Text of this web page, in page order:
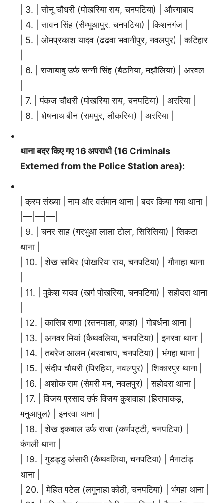
| 3. | सोनू चौधरी (पोखरिया राय, चनपटिया) | औरंगाबाद |
| 4. | सावन सिंह (सैम्भुआपुर, चनपटिया) | किशनगंज |
| 5. | ओमप्रकाश यादव (ढढवा भवानीपुर, नवलपुर) | कटिहार
| 6. | राजाबाबु उर्फ सन्नी सिंह (बैठनिया, मझौलिया) | अरवल
| 7. | पंकज चौधरी (पोखरिया राय, चनपटिया) | अररिया |
| 8. | शेषनाथ बीन (रामपुर, लौकरिया) | अररिया |
थाना बदर किए गए 16 अपराधी (16 Criminals
Externed from the Police Station area):
| क्रम संख्या | नाम और वर्तमान थाना | बदर किया गया थाना |
|—|—|—|
| 9. | चनर साह (गरभुआ लाला टोला, सिरिसिया) | सिकटा
थाना |
| 10. | शेख साबिर (पोखरिया राय, चनपटिया) | गौनाहा थाना
| 11. | मुकेश यादव (खर्ग पोखरिया, चनपटिया) | सहोदरा थाना
| 12. | कासिब राणा (रतनमाला, बगहा) | गोबर्धना थाना |
| 13. | अनवर मियां (कैथवलिया, चनपटिया) | इनरवा थाना |
| 14. | तबरेज आलम (बरवाचाप, चनपटिया) | भंगहा थाना |
| 15. | संदीप चौधरी (पिरहिया, नवलपुर) | शिकारपुर थाना |
| 16. | अशोक राम (सेमरी मन, नवलपुर) | सहोदरा थाना |
| 17. | विजय प्रसाद उर्फ विजय कुशवाहा (हिरापाकड़,
मनुआपुल) | इनरवा थाना |
| 18. | शेख इकबाल उर्फ राजा (कर्णपट्टी, चनपटिया) |
कंगली थाना |
| 19. | गुडड्डु अंसारी (कैथवलिया, चनपटिया) | मैनाटांड़
थाना |
| 20. | मेहित पटेल (लगुनाहा कोठी, चनपटिया) | भंगहा थाना |